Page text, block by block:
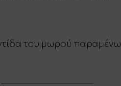
του μωρού